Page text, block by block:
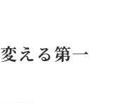
仕事内容の全
える第一